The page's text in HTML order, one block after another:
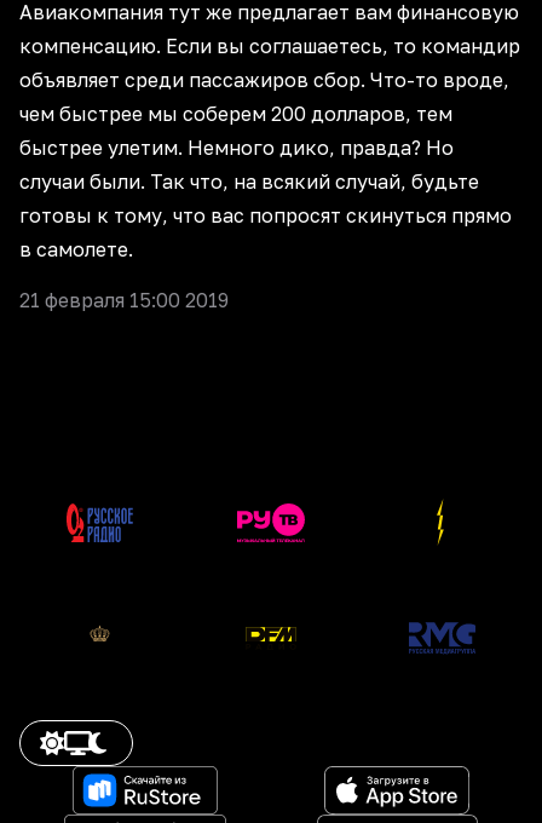
Авиакомпания тут же предлагает вам финансовую
компенсацию. Если вы соглашаетесь, то командир
объявляет среди пассажиров сбор. Что-то вроде,
чем быстрее мы соберем 200 долларов, тем
быстрее улетим. Немного дико, правда? Но
случаи были. Так что, на всякий случай, будьте
готовы к тому, что вас попросят скинуться прямо
в самолете.
21 февраля 15:00 2019